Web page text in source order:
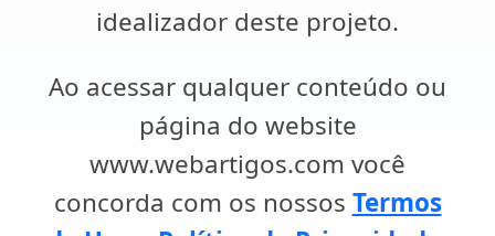
idealizador deste projeto.
Ao acessar qualquer conteúdo ou
página do website
www.webartigos.com você
concorda com os nossos Termos